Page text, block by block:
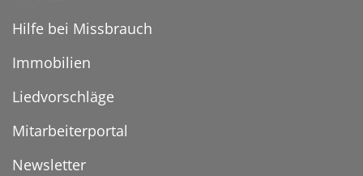
Hilfe bei Missbrauch
Immobilien
Liedvorschläge
Mitarbeiterportal
Newsletter